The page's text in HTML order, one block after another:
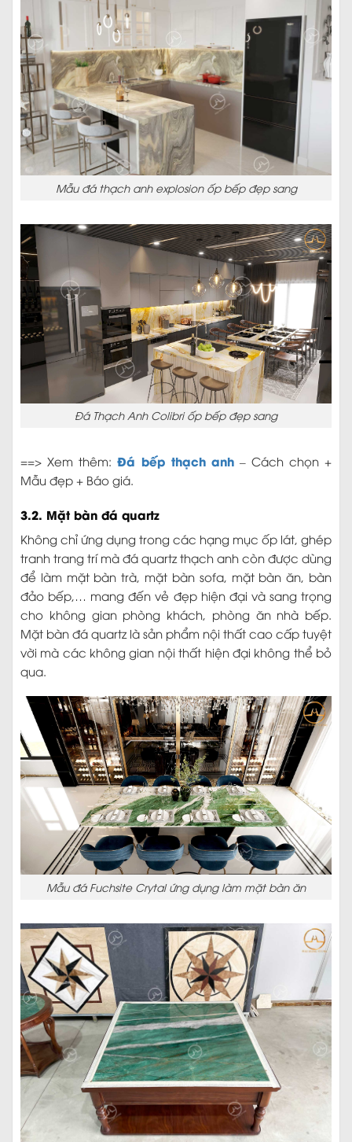
Mẫu đá thạch anh explosion ốp bếp đẹp sang
Đá Thạch Anh Colibri ốp bếp đẹp sang
==> Xem thêm: Đá bếp thạch anh – Cách chọn +
Mẫu đẹp + Báo giá.
3.2. Mặt bàn đá quartz
Không chỉ ứng dụng trong các hạng mục ốp lát, ghép
tranh trang trí mà đá quartz thạch anh còn được dùng
để làm mặt bàn trà, mặt bàn sofa, mặt bàn ăn, bàn
đảo bếp,… mang đến vẻ đẹp hiện đại và sang trọng
cho không gian phòng khách, phòng ăn nhà bếp.
Mặt bàn đá quartz là sản phẩm nội thất cao cấp tuyệt
vời mà các không gian nội thất hiện đại không thể bỏ
qua.
Mẫu đá Fuchsite Crytal ứng dụng làm mặt bàn ăn